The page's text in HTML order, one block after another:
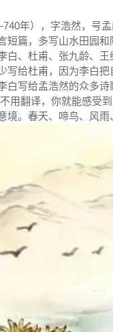
年），字浩然，号
短篇，多写山水田园
白、杜甫、张九龄、
写给杜甫，因为李白
白写给孟浩然的众多
用翻译，你就能感受
境。春天、啼鸟、风